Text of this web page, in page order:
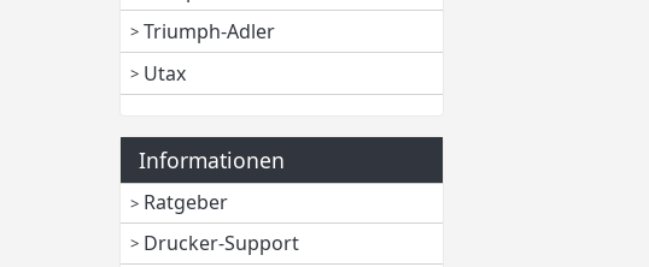
Triumph-Adler
Utax
Informationen
Ratgeber
Drucker-Support